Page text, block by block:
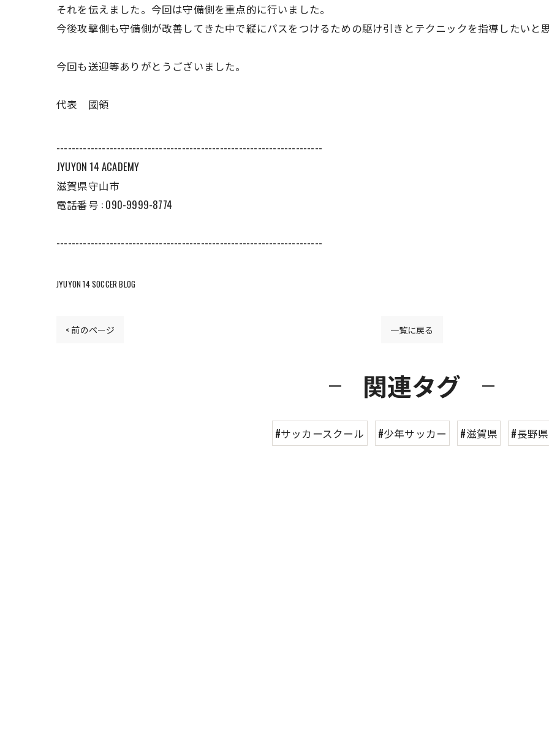
それを伝えました。今回は守備側を重点的に行いました。
今後攻撃側も守備側が改善してきた中で縦にパスをつけるための駆け引きとテクニックを指導したいと思
今回も送迎等ありがとうございました。
代表 國領
----------------------------------------------------------------------
JYUYON 14 ACADEMY
滋賀県守山市
電話番号 : 090-9999-8774
----------------------------------------------------------------------
JYUYON 14 SOCCER BLOG
< 前のページ 一覧に戻る
関連タグ
#サッカースクール #少年サッカー #滋賀県 #長野県